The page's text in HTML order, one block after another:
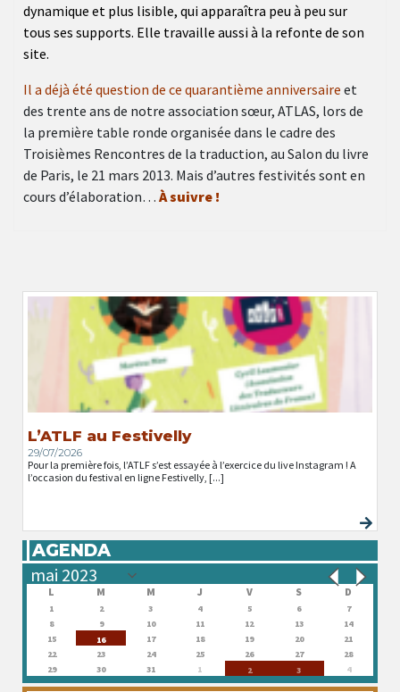
dynamique et plus lisible, qui apparaîtra peu à peu sur
tous ses supports. Elle travaille aussi à la refonte de son
site.
Il a déjà été question de ce quarantième anniversaire et
des trente ans de notre association sœur, ATLAS, lors de
la première table ronde organisée dans le cadre des
Troisièmes Rencontres de la traduction, au Salon du livre
de Paris, le 21 mars 2013. Mais d’autres festivités sont en
cours d’élaboration… À suivre !
L’ATLF au Festivelly
29/07/2026
Pour la première fois, l’ATLF s’est essayée à l’exercice du live Instagram ! A
l’occasion du festival en ligne Festivelly, [...]
AGENDA
L M M J V S D
1 2 3 4 5 6
7
8
9 10 11 12 13
14
15
16 17 18 19 20
21
22
23 24 25 26 27
28
29
30 31 1 2 3 4